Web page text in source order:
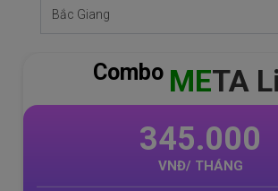
Bắc Giang
Combo META
345.000
VNĐ/ THÁNG